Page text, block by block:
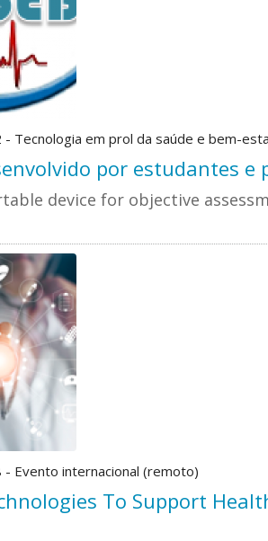
Tecnologia em prol da saúde e bem-
por estudantes e
device for objective
Evento internacional (remoto)
To Support